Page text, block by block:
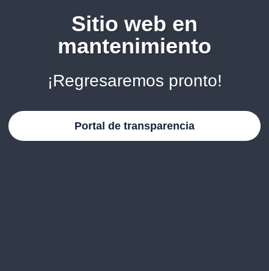
Sitio web en
mantenimiento
¡Regresaremos pronto!
Portal de transparencia